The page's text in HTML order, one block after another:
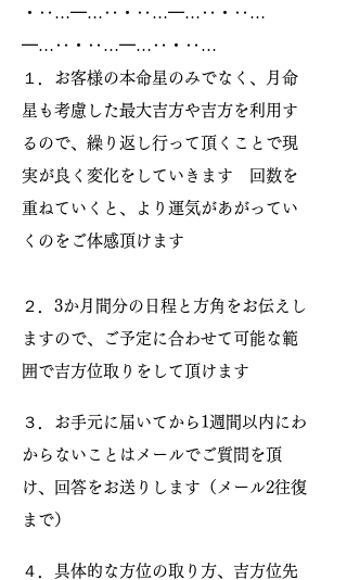
・‥…━…‥・‥…━…‥・‥…
━…‥・‥…━…‥・‥…
１．お客様の本命星のみでなく、月命
星も考慮した最大吉方や吉方を利用す
るので、繰り返し行って頂くことで現
実が良く変化をしていきます 回数を
重ねていくと、より運気があがってい
くのをご体感頂けます
２．3か月間分の日程と方角をお伝えし
ますので、ご予定に合わせて可能な範
囲で吉方位取りをして頂けます
３．お手元に届いてから1週間以内にわ
からないことはメールでご質問を頂
け、回答をお送りします（メール2往復
まで）
４．具体的な方位の取り方、吉方位先